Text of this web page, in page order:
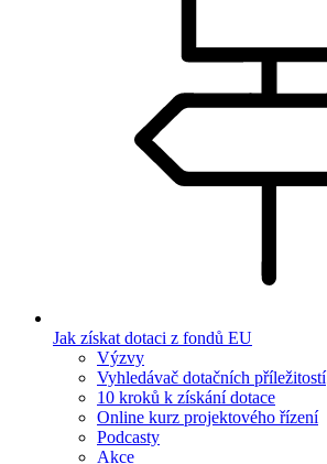
Jak získat dotaci z fondů EU
Výzvy
Vyhledávač dotačních příležitostí
10 kroků k získání dotace
Online kurz projektového řízení
Podcasty
Akce